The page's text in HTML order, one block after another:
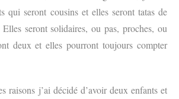
qui seront cousins et elles seront tatas de
seront solidaires, ou pas, proches, ou
deux et elles pourront toujours compter
raisons j’ai décidé d’avoir deux enfants et